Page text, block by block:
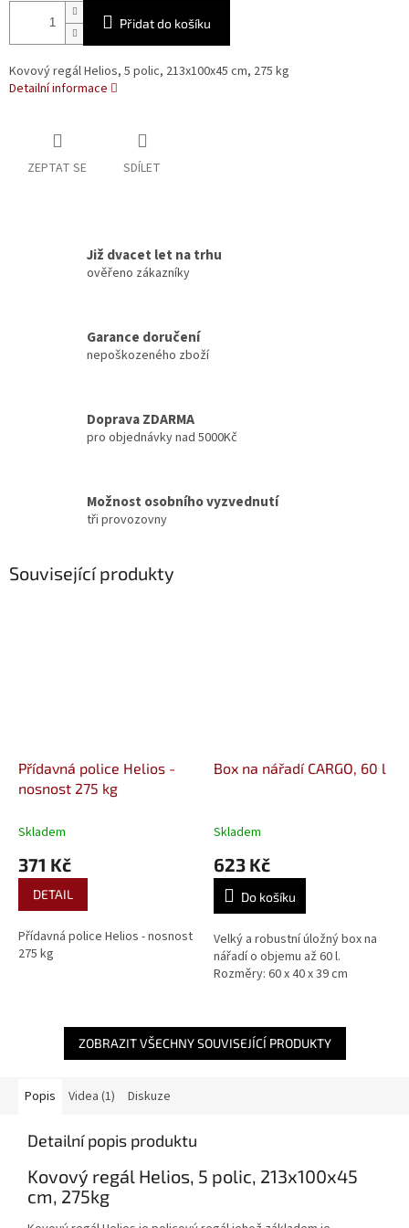
Přidat do košíku
Kovový regál Helios, 5 polic, 213x100x45 cm, 275 kg
Detailní informace
ZEPTAT SE SDÍLET
Již dvacet let na trhu
ověřeno zákazníky
Garance doručení
nepoškozeného zboží
Doprava ZDARMA
pro objednávky nad 5000Kč
Možnost osobního vyzvednutí
tři provozovny
Související produkty
Přídavná police Helios -
nosnost 275 kg
Skladem
371 Kč
DETAIL
Přídavná police Helios - nosnost
275 kg
Box na nářadí CARGO, 60 l
Skladem
623 Kč
Do košíku
Velký a robustní úložný box na
nářadí o objemu až 60 l.
Rozměry: 60 x 40 x 39 cm
ZOBRAZIT VŠECHNY SOUVISEJÍCÍ PRODUKTY
Popis Videa (1) Diskuze
Detailní popis produktu
Kovový regál Helios, 5 polic, 213x100x45
cm, 275kg